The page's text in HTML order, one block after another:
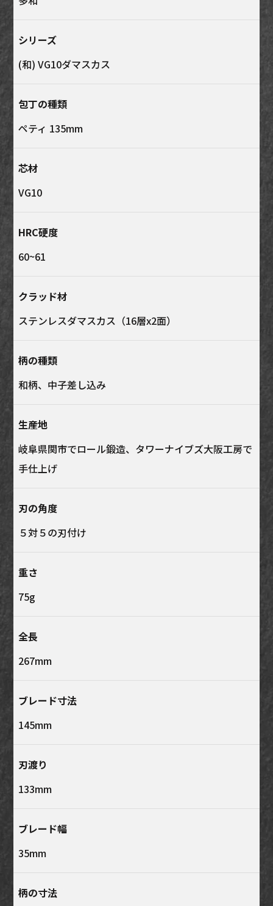
シリーズ
(和) VG10ダマスカス
包丁の種類
ペティ 135mm
芯材
VG10
HRC硬度
60~61
クラッド材
ステンレスダマスカス（16層x2面）
柄の種類
和柄、中子差し込み
生産地
岐阜県関市でロール鍛造、タワーナイブズ大阪工房で
手仕上げ
刃の角度
５対５の刃付け
重さ
75g
全長
267mm
ブレード寸法
145mm
刃渡り
133mm
ブレード幅
35mm
柄の寸法